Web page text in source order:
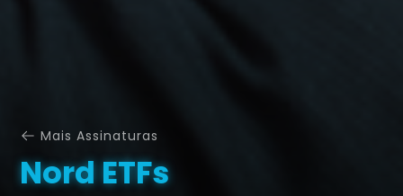
Mais Assinaturas
Nord ETFs